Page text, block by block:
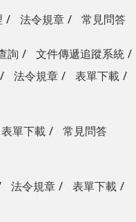
法令規章 常見問答
詢
文件傳遞追蹤系統
法令規章
表單下載
表單下載 常見問答
法令規章
表單下載